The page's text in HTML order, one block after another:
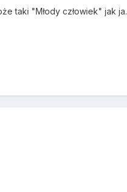
taki "Młody człowiek" jak ja.